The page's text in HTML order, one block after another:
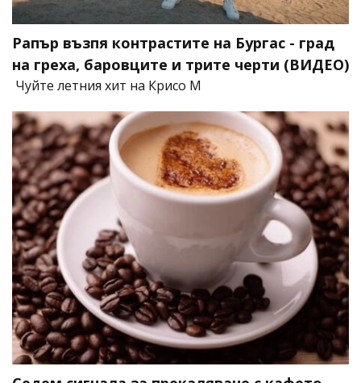
Рапър възпя контрастите на Бургас - град
на греха, баровците и трите черти (ВИДЕО)
Чуйте летния хит на Крисо М